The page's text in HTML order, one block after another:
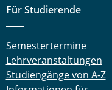
Für Studierende
Semestertermine
Lehrveranstaltungen
Studiengänge von A-Z